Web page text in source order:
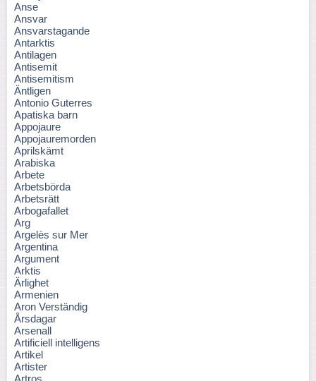
Anse
Ansvar
Ansvarstagande
Antarktis
Antilagen
Antisemit
Antisemitism
Äntligen
Antonio Guterres
Apatiska barn
Appojaure
Appojauremorden
Aprilskämt
Arabiska
Arbete
Arbetsbörda
Arbetsrätt
Arbogafallet
Arg
Argelès sur Mer
Argentina
Argument
Arktis
Ärlighet
Armenien
Aron Verständig
Årsdagar
Arsenall
Artificiell intelligens
Artikel
Artister
Artros